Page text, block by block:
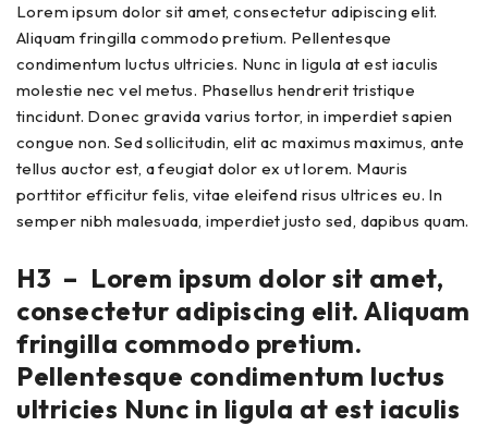
Lorem ipsum dolor sit amet, consectetur adipiscing elit.
Aliquam fringilla commodo pretium. Pellentesque
condimentum luctus ultricies. Nunc in ligula at est iaculis
molestie nec vel metus. Phasellus hendrerit tristique
tincidunt. Donec gravida varius tortor, in imperdiet sapien
congue non. Sed sollicitudin, elit ac maximus maximus, ante
tellus auctor est, a feugiat dolor ex ut lorem. Mauris
porttitor efficitur felis, vitae eleifend risus ultrices eu. In
semper nibh malesuada, imperdiet justo sed, dapibus quam.
H3 – Lorem ipsum dolor sit amet,
consectetur adipiscing elit. Aliquam
fringilla commodo pretium.
Pellentesque condimentum luctus
ultricies Nunc in ligula at est iaculis